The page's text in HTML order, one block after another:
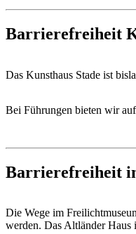
Barrierefreiheit
Das Kunsthaus Stade ist
Bei Führungen bieten wir
Barrierefreiheit
Die Wege im
werden. Das Altländer Haus